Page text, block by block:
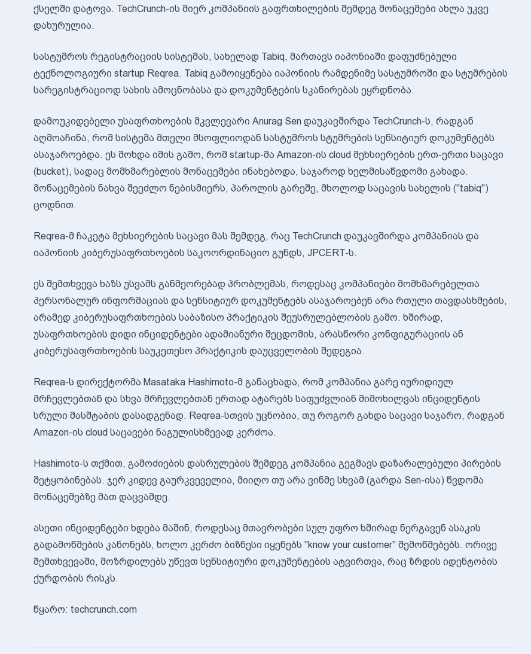
ქსელში დატოვა. TechCrunch-ის მიერ კომპანიის გაფრთხილების შემდეგ მონაცემები ახლა უკვე
დახურულია.
სასტუმროს რეგისტრაციის სისტემას, სახელად Tabiq, მართავს იაპონიაში დაფუძნებული
ტექნოლოგიური startup Reqrea. Tabiq გამოიყენება იაპონიის რამდენიმე სასტუმროში და სტუმრების
სარეგისტრაციოდ სახის ამოცნობასა და დოკუმენტების სკანირებას ეყრდნობა.
დამოუკიდებელი უსაფრთხოების მკვლევარი Anurag Sen დაუკავშირდა TechCrunch-ს, რადგან
აღმოაჩინა, რომ სისტემა მთელი მსოფლიოდან სასტუმროს სტუმრების სენსიტიურ დოკუმენტებს
ასაჯაროებდა. ეს მოხდა იმის გამო, რომ startup-მა Amazon-ის cloud მეხსიერების ერთ-ერთი საცავი
(bucket), სადაც მომხმარებლის მონაცემები ინახებოდა, საჯაროდ ხელმისაწვდომი გახადა.
მონაცემების ნახვა შეეძლო ნებისმიერს, პაროლის გარეშე, მხოლოდ საცავის სახელის ("tabiq")
ცოდნით.
Reqrea-მ ჩაკეტა მეხსიერების საცავი მას შემდეგ, რაც TechCrunch დაუკავშირდა კომპანიას და
იაპონიის კიბერუსაფრთხოების საკოორდინაციო გუნდს, JPCERT-ს.
ეს შემთხვევა ხაზს უსვამს განმეორებად პრობლემას, როდესაც კომპანიები მომხმარებელთა
პერსონალურ ინფორმაციას და სენსიტიურ დოკუმენტებს ასაჯაროებენ არა რთული თავდასხმების,
არამედ კიბერუსაფრთხოების საბაზისო პრაქტიკის შეუსრულებლობის გამო. ხშირად,
უსაფრთხოების დიდი ინციდენტები ადამიანური შეცდომის, არასწორი კონფიგურაციის ან
კიბერუსაფრთხოების საუკეთესო პრაქტიკის დაუცველობის შედეგია.
Reqrea-ს დირექტორმა Masataka Hashimoto-მ განაცხადა, რომ კომპანია გარე იურიდიულ
მრჩევლებთან და სხვა მრჩევლებთან ერთად ატარებს საფუძვლიან მიმოხილვას ინციდენტის
სრული მასშტაბის დასადგენად. Reqrea-სთვის უცნობია, თუ როგორ გახდა საცავი საჯარო, რადგან
Amazon-ის cloud საცავები ნაგულისხმევად კერძოა.
Hashimoto-ს თქმით, გამოძიების დასრულების შემდეგ კომპანია გეგმავს დაზარალებული პირების
შეტყობინებას. ჯერ კიდევ გაურკვეველია, მიიღო თუ არა ვინმე სხვამ (გარდა Sen-ისა) წვდომა
მონაცემებზე მათ დაცვამდე.
ასეთი ინციდენტები ხდება მაშინ, როდესაც მთავრობები სულ უფრო ხშირად ნერგავენ ასაკის
გადამოწმების კანონებს, ხოლო კერძო ბიზნესი იყენებს "know your customer" შემოწმებებს. ორივე
შემთხვევაში, მოზრდილებს უწევთ სენსიტიური დოკუმენტების ატვირთვა, რაც ზრდის იდენტობის
ქურდობის რისკს.
წყარო: techcrunch.com